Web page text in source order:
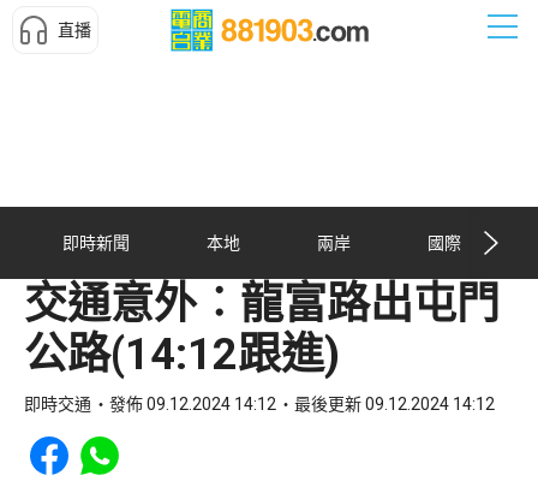
直播
即時新聞 本地 兩岸 國際
交通意外︰龍富路出屯門
公路(14:12跟進)
即時交通 發佈 09.12.2024 14:12 最後更新 09.12.2024 14:12
Share to Facebook
Share to WhatsApp